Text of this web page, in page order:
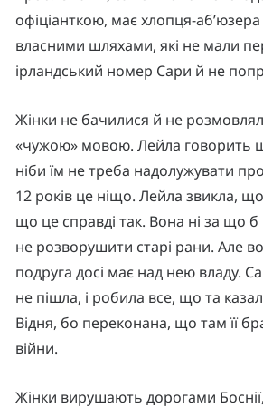
офіціанткою, має хлопця-
власними шляхами, які не мали
ірландський номер Сари й не
Жінки не бачилися й не
«чужою» мовою. Лейла говорить
ніби їм не треба надолужувати
12 років це ніщо. Лейла звикла, що
що це справді так. Вона ні за що
не розворушити старі рани. Але
подруга досі має над нею владу.
не пішла, і робила все, що та
Відня, бо переконана, що там її
війни.
Жінки вирушають дорогами